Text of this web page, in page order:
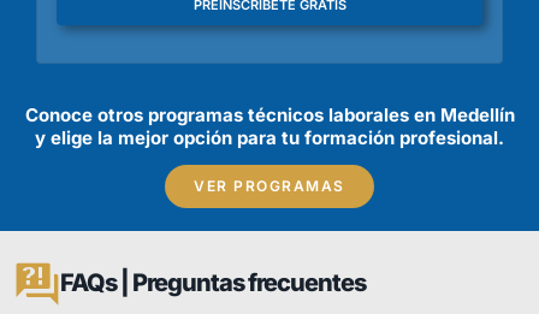
PREINSCRÍBETE GRATIS
Conoce otros programas técnicos laborales en Medellín
y elige la mejor opción para tu formación profesional.
VER PROGRAMAS
FAQs | Preguntas frecuentes